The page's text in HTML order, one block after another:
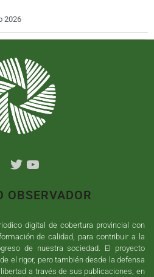
2026
OBSERVADOR
digital de cobertura provincial con
de calidad, para contribuir a la
de nuestra sociedad. El proyecto
el rigor, pero también desde la defensa
a través de sus publicaciones, en